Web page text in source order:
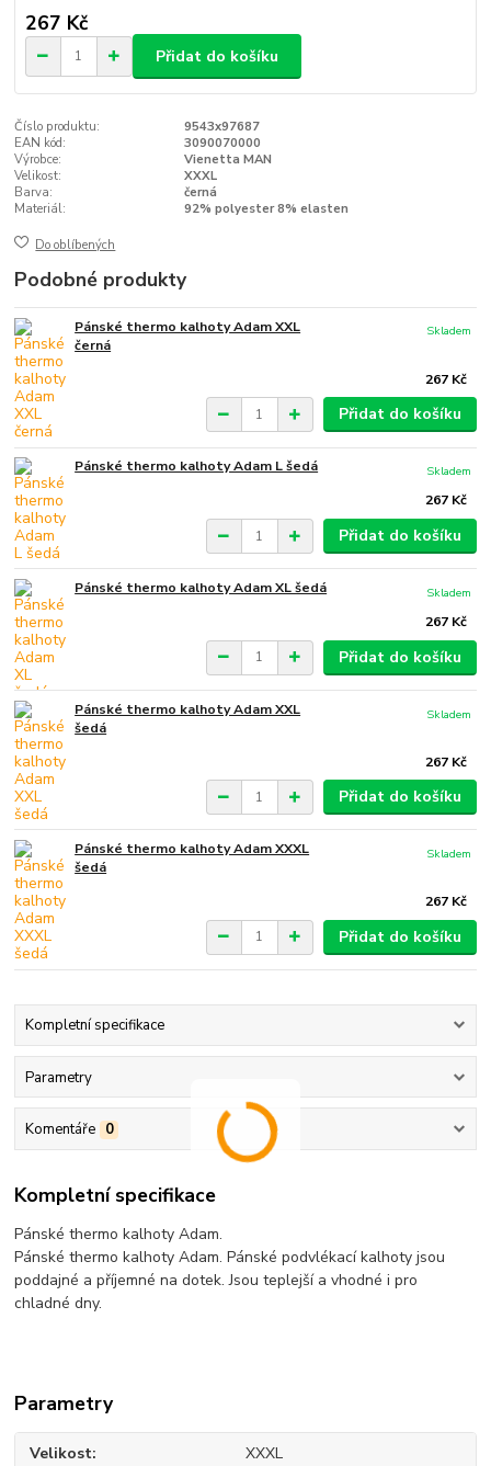
267 Kč
Přidat do košíku
Číslo produktu:
9543x97687
EAN kód:
3090070000
Výrobce:
Vienetta MAN
Velikost:
XXXL
Barva:
černá
Materiál:
92% polyester 8% elasten
Do oblíbených
Podobné produkty
Pánské thermo kalhoty Adam XXL
černá
267 Kč
Skladem
Přidat do košíku
Pánské thermo kalhoty Adam L šedá
267 Kč
Skladem
Přidat do košíku
Pánské thermo kalhoty Adam XL šedá
267 Kč
Skladem
Přidat do košíku
Pánské thermo kalhoty Adam XXL
šedá
267 Kč
Skladem
Přidat do košíku
Pánské thermo kalhoty Adam XXXL
šedá
267 Kč
Skladem
Přidat do košíku
Kompletní specifikace
Parametry
Komentáře 0
Kompletní specifikace
Pánské thermo kalhoty Adam.
Pánské thermo kalhoty Adam. Pánské podvlékací kalhoty jsou
poddajné a příjemné na dotek. Jsou teplejší a vhodné i pro
chladné dny.
Parametry
Velikost XXXL